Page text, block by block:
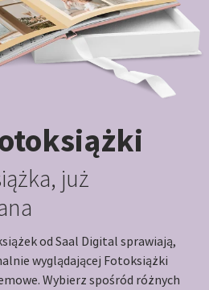
już
od Saal Digital sprawiają,
wyglądającej Fotoksiążki
Wybierz spośród różnych